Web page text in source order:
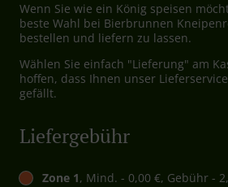
Wenn Sie wie ein König speisen
beste Wahl bei Bierbrunnen
bestellen und liefern zu lassen.
Wählen Sie einfach "Lieferung" am
hoffen, dass Ihnen unser
gefällt.
Liefergebühr
Zone 1, Mind. - 0,00 €, Gebühr -